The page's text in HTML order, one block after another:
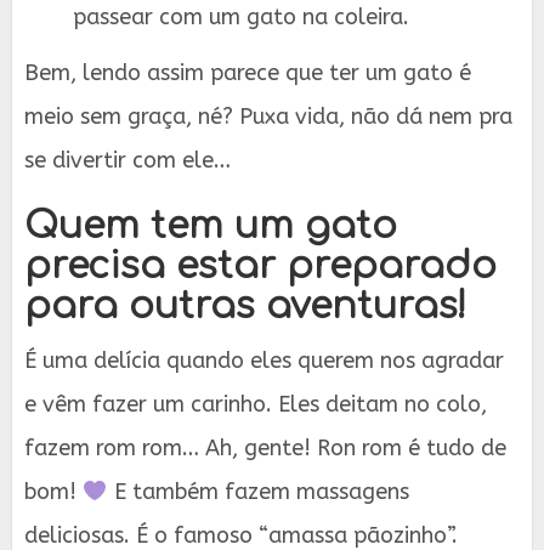
passear com um gato na coleira.
Bem, lendo assim parece que ter um gato é
meio sem graça, né? Puxa vida, não dá nem pra
se divertir com ele…
Quem tem um gato
precisa estar preparado
para outras aventuras!
É uma delícia quando eles querem nos agradar
e vêm fazer um carinho. Eles deitam no colo,
fazem rom rom… Ah, gente! Ron rom é tudo de
bom!
E também fazem massagens
deliciosas. É o famoso “amassa pãozinho”.